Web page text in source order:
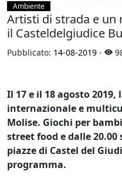
Ambiente
Artisti di strada e un
il Casteldelgiudice
Pubblicato: 14-08-2019 -
Il 17 e il 18 agosto 2019,
internazionale e
Molise. Giochi per
street food e dalle
piazze di Castel del
programma.